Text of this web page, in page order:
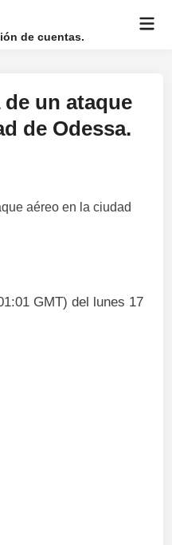
de cuentas.
un ataque
de Odessa.
GMT) del lunes 17